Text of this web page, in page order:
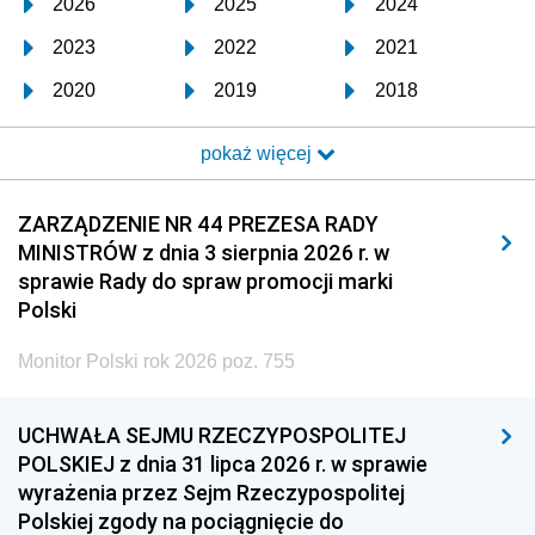
2026 2025 2024
2023 2022 2021
2020 2019 2018
2017 2016 2015
2014 2013 2012
2011 2010 2009
2008 2007 2006
2005
1996 1995 1994
1993 1992 1991
1990 1989
pokaż więcej
ZARZĄDZENIE NR 44 PREZESA RADY
MINISTRÓW z dnia 3 sierpnia 2026 r. w
sprawie Rady do spraw promocji marki
Polski
Monitor Polski rok 2026 poz. 755
UCHWAŁA SEJMU RZECZYPOSPOLITEJ
POLSKIEJ z dnia 31 lipca 2026 r. w sprawie
wyrażenia przez Sejm Rzeczypospolitej
Polskiej zgody na pociągnięcie do